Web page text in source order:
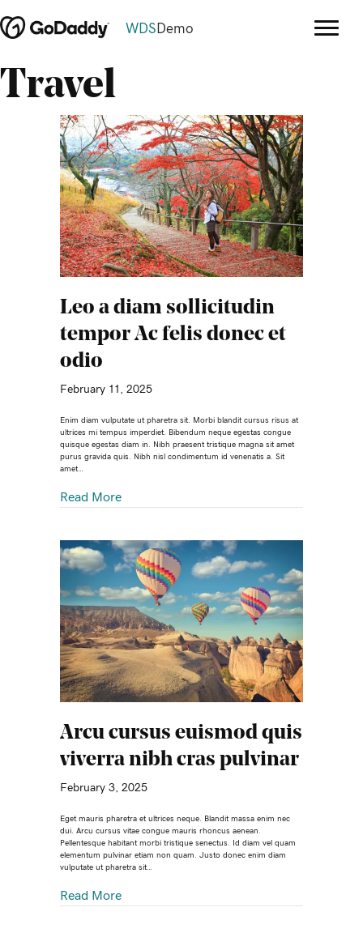
WDS Demo
Travel
Leo a diam sollicitudin
tempor Ac felis donec et
odio
February 11, 2025
Enim diam vulputate ut pharetra sit. Morbi blandit cursus risus at
ultrices mi tempus imperdiet. Bibendum neque egestas congue
quisque egestas diam in. Nibh praesent tristique magna sit amet
purus gravida quis. Nibh nisl condimentum id venenatis a. Sit
amet…
Read More
Arcu cursus euismod quis
viverra nibh cras pulvinar
February 3, 2025
Eget mauris pharetra et ultrices neque. Blandit massa enim nec
dui. Arcu cursus vitae congue mauris rhoncus aenean.
Pellentesque habitant morbi tristique senectus. Id diam vel quam
elementum pulvinar etiam non quam. Justo donec enim diam
vulputate ut pharetra sit…
Read More